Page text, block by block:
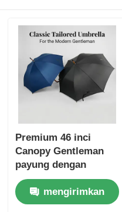
Premium 46 inci
Canopy Gentleman
payung dengan
tulang rusuk serat
kaca dan
perlindungan UV30+
mengirimkan